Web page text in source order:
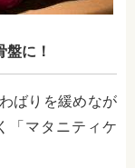
盤に！
ばりを緩めなが
「マタニティケ